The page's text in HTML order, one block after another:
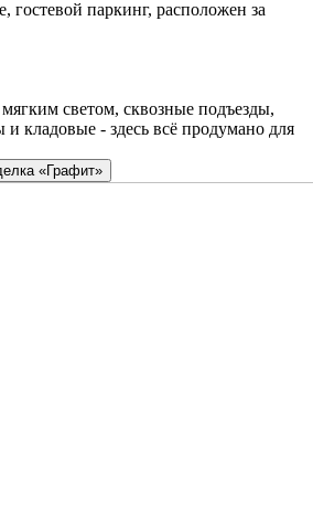
гостевой паркинг, расположен за
светом, сквозные подъезды,
и кладовые - здесь всё продумано для
«Графит»